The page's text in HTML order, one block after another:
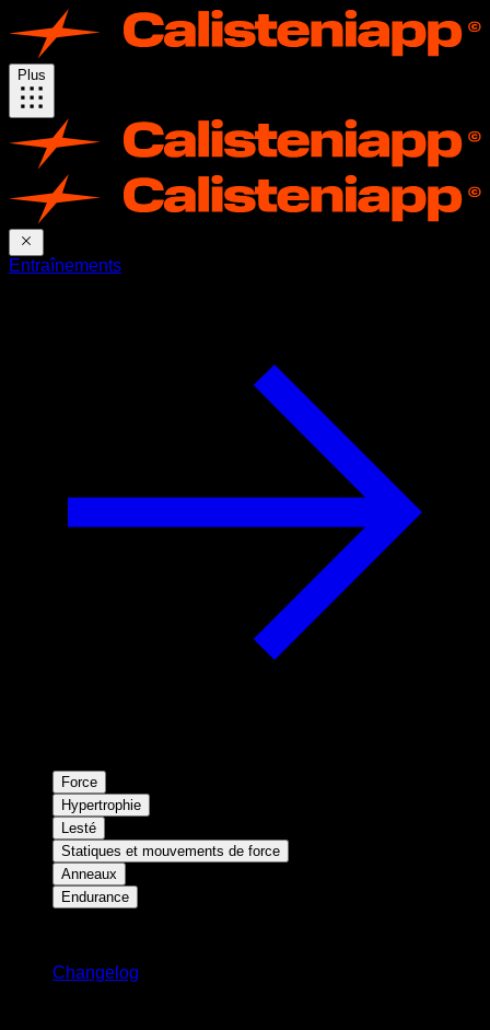
Plus
Entraînements
Force
Hypertrophie
Lesté
Statiques et mouvements de force
Anneaux
Endurance
Changelog